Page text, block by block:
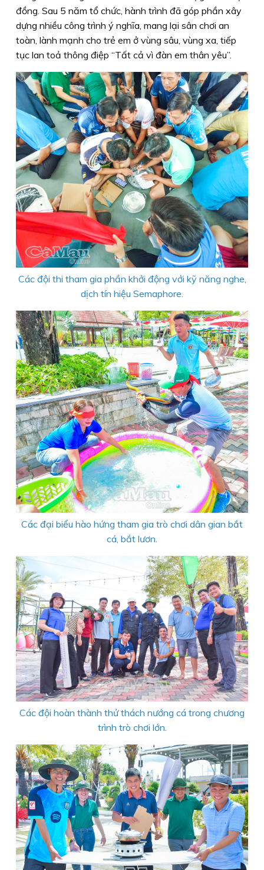
đồng. Sau 5 năm tổ chức, hành trình đã góp phần xây
dựng nhiều công trình ý nghĩa, mang lại sân chơi an
toàn, lành mạnh cho trẻ em ở vùng sâu, vùng xa, tiếp
tục lan toả thông điệp “Tất cả vì đàn em thân yêu”.
Các đội thi tham gia phần khởi động với kỹ năng nghe,
dịch tín hiệu Semaphore.
Các đại biểu hào hứng tham gia trò chơi dân gian bắt
cá, bắt lươn.
Các đội hoàn thành thử thách nướng cá trong chương
trình trò chơi lớn.